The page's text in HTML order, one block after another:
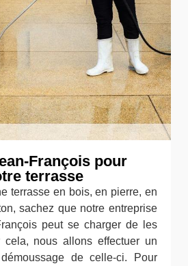
François pour
terrasse
terrasse en bois, en pierre, en
sachez que notre entreprise
peut se charger de les
cela, nous allons effectuer un
de celle-ci. Pour